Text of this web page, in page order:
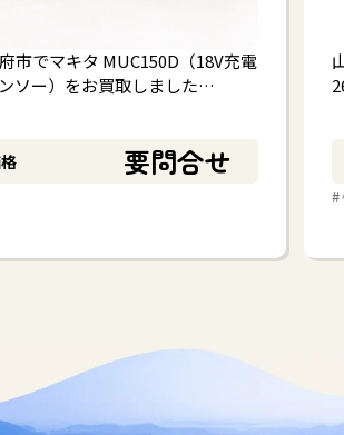
市でマキタ MUC150D（18V充電
ソー）をお買取しました…
要問合せ
#